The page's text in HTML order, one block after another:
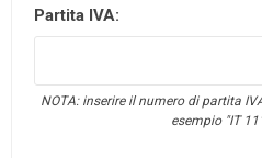
Partita IVA:
NOTA: inserire il numero di partita
esempio "IT